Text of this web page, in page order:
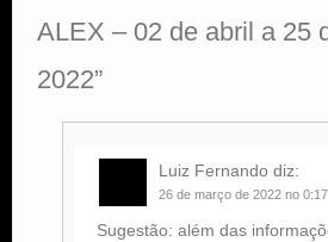
ALEX – 02 de abril a 25
2022”
Luiz Fernando diz:
26 de março de 2022 no 0:17
Sugestão: além das